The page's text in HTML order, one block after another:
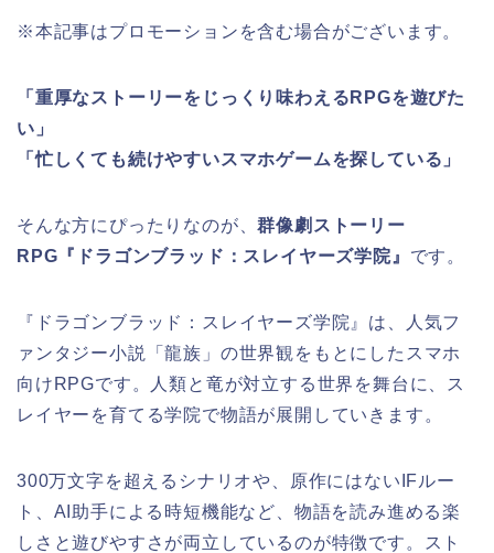
※本記事はプロモーションを含む場合がございます。
「重厚なストーリーをじっくり味わえるRPGを遊びた
い」
「忙しくても続けやすいスマホゲームを探している」
そんな方にぴったりなのが、群像劇ストーリー
RPG『ドラゴンブラッド：スレイヤーズ学院』 です。
『ドラゴンブラッド：スレイヤーズ学院』は、人気フ
ァンタジー小説「龍族」の世界観をもとにしたスマホ
向けRPGです。人類と竜が対立する世界を舞台に、ス
レイヤーを育てる学院で物語が展開していきます。
300万文字を超えるシナリオや、原作にはないIFルー
ト、AI助手による時短機能など、物語を読み進める楽
しさと遊びやすさが両立しているのが特徴です。スト